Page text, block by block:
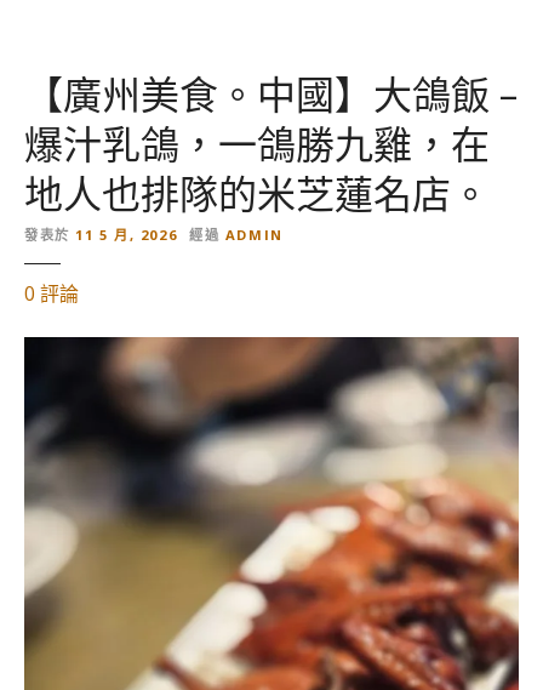
【廣州美食。中國】大鴿飯 –
爆汁乳鴿，一鴿勝九雞，在
地人也排隊的米芝蓮名店。
發表於 11 5 月, 2026 經過 ADMIN
0 對
美
食
。
中
國
大
飯
評論